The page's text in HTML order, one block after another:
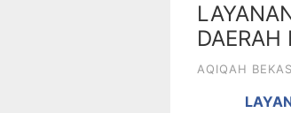
DAERAH
AQIQAH